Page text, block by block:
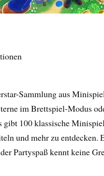
Sammlung aus
im Brettspiel-Modus
gibt 100 klassische
und mehr zu entdecken.
Partyspaß kennt keine